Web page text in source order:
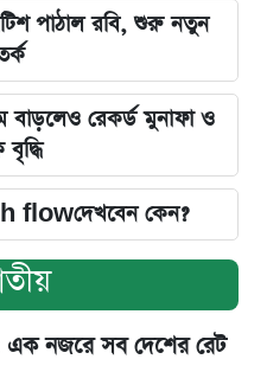
পাঠাল রবি, শুরু নতুন
রেকর্ড মুনাফা ও
বৃদ্ধি
flowদেখবেন কেন?
এক নজরে সব দেশের রেট